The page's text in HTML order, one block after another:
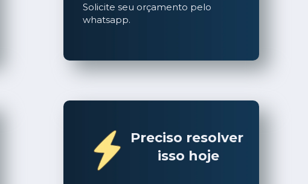
Solicite seu orçamento pelo
whatsapp.
Preciso resolver
isso hoje